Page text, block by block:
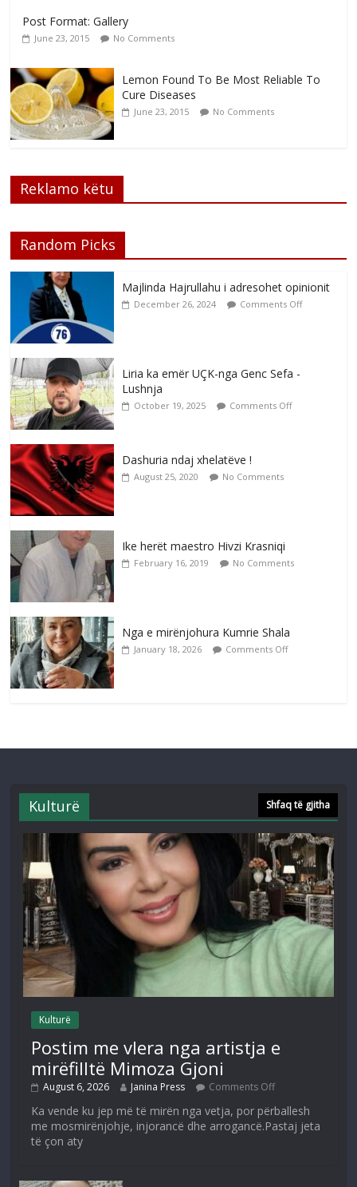
Post Format: Gallery
June 23, 2015 No Comments
Lemon Found To Be Most Reliable To
Cure Diseases
June 23, 2015 No Comments
Reklamo këtu
Random Picks
Majlinda Hajrullahu i adresohet opinionit
December 26, 2024 Comments Off
Liria ka emër UÇK-nga Genc Sefa -
Lushnja
October 19, 2025 Comments Off
Dashuria ndaj xhelatëve !
August 25, 2020 No Comments
Ike herët maestro Hivzi Krasniqi
February 16, 2019 No Comments
Nga e mirënjohura Kumrie Shala
January 18, 2026 Comments Off
Kulturë Shfaq të gjitha
Kulturë
Postim me vlera nga artistja e
mirëfilltë Mimoza Gjoni
August 6, 2026 Janina Press Comments Off
Ka vende ku jep më të mirën nga vetja, por përballesh
me mosmirënjohje, injorancë dhe arrogancë.Pastaj jeta
të çon aty